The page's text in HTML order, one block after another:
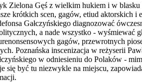
Zielona Gęś z wielkim hukiem i w blasku
krótkich scen, gagów, etiud aktorskich
Gałczyńskiego diagnozować
a nade wszystko -
gagów, przewrotnych
Poznańska inscenizacja w reżyserii
w odniesieniu do Polaków -
być tu niezwykle na miejscu,